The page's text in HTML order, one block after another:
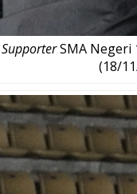
SupporterSMA Negeri
(18/